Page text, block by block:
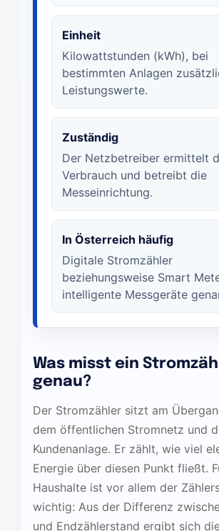
Einheit
Kilowattstunden (kWh), bei
bestimmten Anlagen
Leistungswerte.
Zuständig
Der Netzbetreiber ermittelt
Verbrauch und betreibt die
Messeinrichtung.
In Österreich häufig
Digitale Stromzähler
beziehungsweise Smart
intelligente Messgeräte
Was misst ein
genau?
Der Stromzähler sitzt am
dem öffentlichen Stromnetz und
Kundenanlage. Er zählt, wie viel
Energie über diesen Punkt fließt.
Haushalte ist vor allem der
wichtig: Aus der Differenz
und Endzählerstand ergibt sich